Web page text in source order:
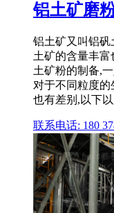
铝土矿磨
铝土矿又叫铝矾
土矿的含量丰
土矿粉的制备,
对于不同粒度
也有差别,以下
联系电话: 180